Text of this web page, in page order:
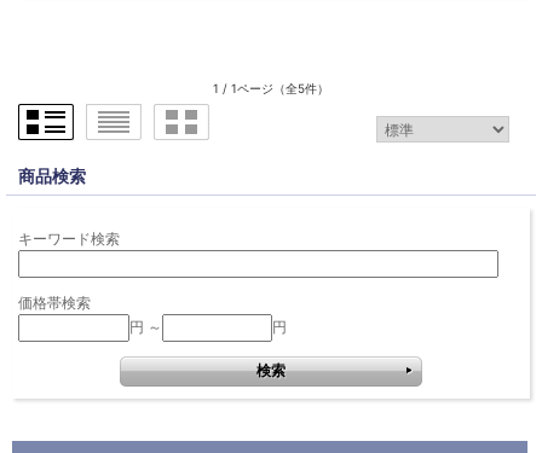
1 / 1ページ （全5件）
商品検索
キーワード検索
価格帯検索
円 ～
円